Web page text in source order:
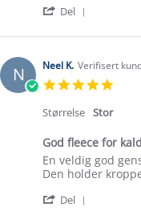
Sina
on
Jan
2026
Bra Del
Review
Sina
S.
on
16
Jan
N Neel K. Verifisert
Størrelse Stor
God fleece for
Review
by
K.
review
stating
fleece
En veldig god
Den holder
Del